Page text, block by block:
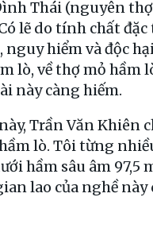
Thái (nguyên
lẽ do tính chất đặc
hiểm và độc
lò, về thợ mỏ hầm
này càng hiếm.
Trần Văn Khiên
lò. Tôi từng
hầm sâu âm 97,5
lao của nghề này